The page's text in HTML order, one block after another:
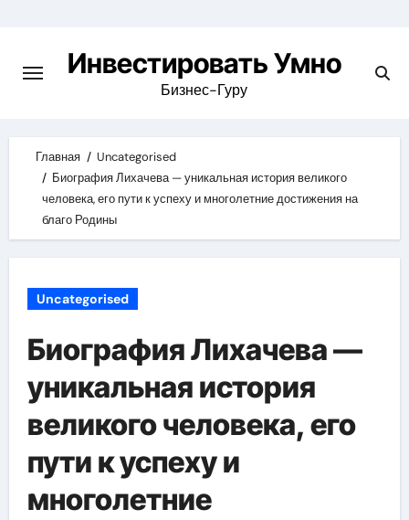
content
Инвестировать Умно
Бизнес-Гуру
Главная
Uncategorised
Биография Лихачева — уникальная история великого
человека, его пути к успеху и многолетние достижения на
благо Родины
Uncategorised
Биография Лихачева —
уникальная история
великого человека, его
пути к успеху и
многолетние